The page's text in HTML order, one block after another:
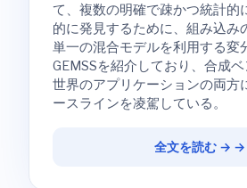
て、複数の明確で疎かつ統計的
的に発見するために、組み込み
単一の混合モデルを利用する変
GEMSSを紹介しており、合成
世界のアプリケーションの両方
ースラインを凌駕している。
全文を読む → →